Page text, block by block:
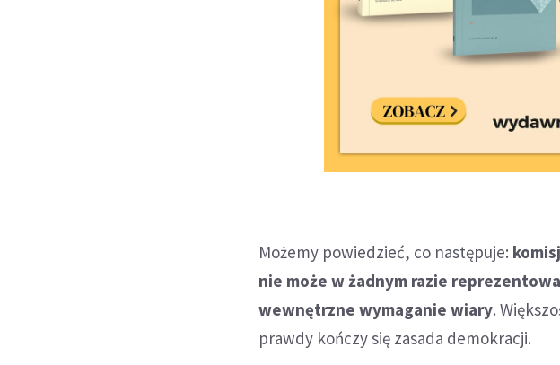
Możemy powiedzieć, co następuje:
nie może w żadnym razie
wewnętrzne wymaganie wiary.
prawdy kończy się zasada demokracji.